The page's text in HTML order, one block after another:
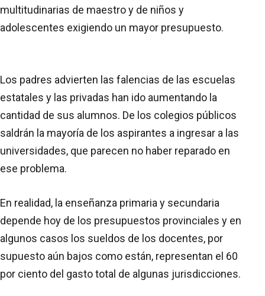
multitudinarias de maestro y de niños y
adolescentes exigiendo un mayor presupuesto.
Los padres advierten las falencias de las escuelas
estatales y las privadas han ido aumentando la
cantidad de sus alumnos. De los colegios públicos
saldrán la mayoría de los aspirantes a ingresar a las
universidades, que parecen no haber reparado en
ese problema.
En realidad, la enseñanza primaria y secundaria
depende hoy de los presupuestos provinciales y en
algunos casos los sueldos de los docentes, por
supuesto aún bajos como están, representan el 60
por ciento del gasto total de algunas jurisdicciones.